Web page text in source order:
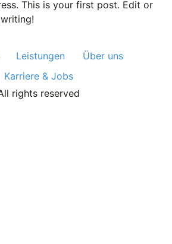
This is your first post. Edit or
Leistungen
Über uns
Karriere & Jobs
rights reserved